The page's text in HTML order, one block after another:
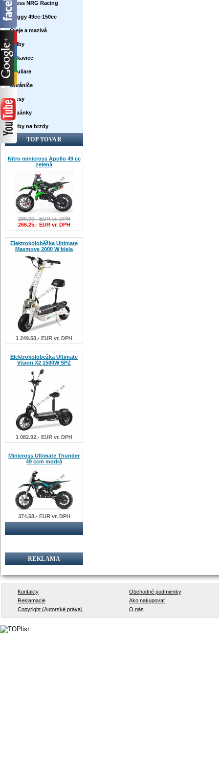
Cross NRG Racing
Buggy 49cc-150cc
Oleje a mazivá
Prilby
Rukavice
Okuliare
Chrániče
Dresy
Topánky
Farby na brzdy
TOP TOVAR
Nitro minicross Apollo 49 cc
zelená
299.00,- EUR vr. DPH
266.25,- EUR vr. DPH
Elektrokoloběžka Ultimate
Maxmove 2000 W biela
1 249.58,- EUR vr. DPH
Elektrokolobežka Ultimate
Vision X2 1500W ŠPZ
1 082.92,- EUR vr. DPH
Minicross Ultimate Thunder
49 ccm modrá
374.58,- EUR vr. DPH
REKLAMA
Kontakty
Obchodné podmienky
Reklamacie
Ako nakupovať
Copyright (Autorské práva)
O nás